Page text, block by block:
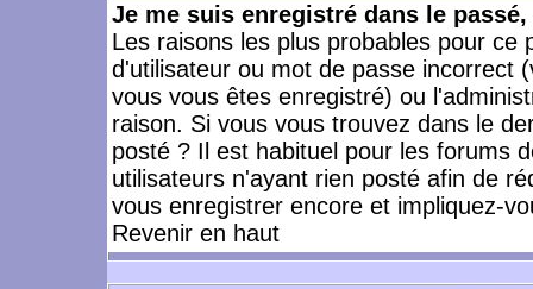
Je me suis enregistré dans le
Les raisons les plus probables pour
d'utilisateur ou mot de passe incorrect
vous vous êtes enregistré) ou
raison. Si vous vous trouvez dans le
posté ? Il est habituel pour les forums
utilisateurs n'ayant rien posté afin de
vous enregistrer encore et impliquez-
Revenir en haut